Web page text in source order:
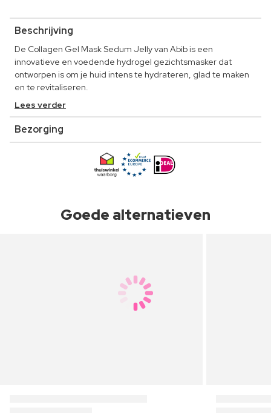
Beschrijving
De Collagen Gel Mask Sedum Jelly van Abib is een
innovatieve en voedende hydrogel gezichtsmasker dat
ontworpen is om je huid intens te hydrateren, glad te maken
en te revitaliseren.
Lees verder
Bezorging
Goede alternatieven